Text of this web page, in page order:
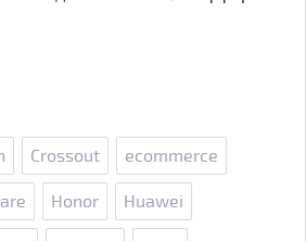
Crossout ecommerce
Honor Huawei